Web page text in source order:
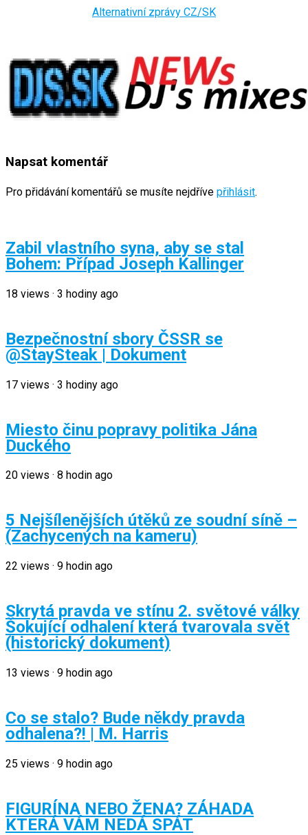
Alternativní zprávy CZ/SK
Napsat komentář
Pro přidávání komentářů se musíte nejdříve přihlásit.
Zabil vlastního syna, aby se stal
Bohem: Případ Joseph Kallinger
18 views · 3 hodiny ago
Bezpečnostní sbory ČSSR se
@StaySteak | Dokument
17 views · 3 hodiny ago
Miesto činu popravy politika Jána
Duckého
20 views · 8 hodin ago
5 Nejšílenějších útěků ze soudní síně –
(Zachycených na kameru)
22 views · 9 hodin ago
Skrytá pravda ve stínu 2. světové války
Šokující odhalení která tvarovala svět
(historický dokument)
13 views · 9 hodin ago
Co se stalo? Bude někdy pravda
odhalena?! | M. Harris
25 views · 9 hodin ago
FIGURÍNA NEBO ŽENA? ZÁHADA
KTERÁ VÁM NEDÁ SPÁT